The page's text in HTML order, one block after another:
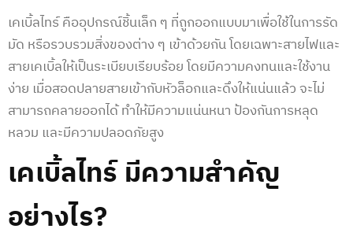
เคเบิ้ลไทร์ คืออุปกรณ์ชิ้นเล็ก ๆ ที่ถูกออกแบบมาเพื่อใช้ในการรัด
มัด หรือรวบรวมสิ่งของต่าง ๆ เข้าด้วยกัน โดยเฉพาะสายไฟและ
สายเคเบิ้ลให้เป็นระเบียบเรียบร้อย โดยมีความคงทนและใช้งาน
ง่าย เมื่อสอดปลายสายเข้ากับหัวล็อกและดึงให้แน่นแล้ว จะไม่
สามารถคลายออกได้ ทำให้มีความแน่นหนา ป้องกันการหลุด
หลวม และมีความปลอดภัยสูง
เคเบิ้ลไทร์ มีความสำคัญ
อย่างไร?